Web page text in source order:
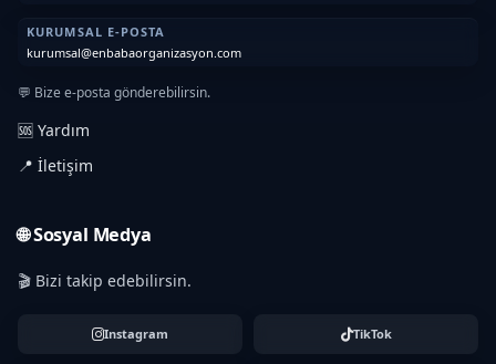
KURUMSAL E-POSTA
kurumsal@enbabaorganizasyon.com
💬 Bize e-posta gönderebilirsin.
🆘 Yardım
📍 İletişim
🌐 Sosyal Medya
🎬 Bizi takip edebilirsin.
Instagram TikTok